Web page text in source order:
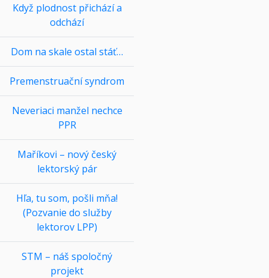
Když plodnost přichází a
odchází
Dom na skale ostal stáť…
Premenstruační syndrom
Neveriaci manžel nechce
PPR
Maříkovi – nový český
lektorský pár
Hľa, tu som, pošli mňa!
(Pozvanie do služby
lektorov LPP)
STM – náš spoločný
projekt